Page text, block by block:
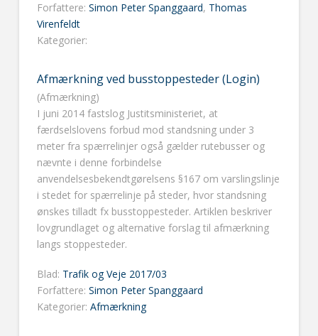
Forfattere: Simon Peter Spanggaard, Thomas
Virenfeldt
Kategorier:
Afmærkning ved busstoppesteder (Login)
(Afmærkning)
I juni 2014 fastslog Justitsministeriet, at
færdselslovens forbud mod standsning under 3
meter fra spærrelinjer også gælder rutebusser og
nævnte i denne forbindelse
anvendelsesbekendtgørelsens §167 om varslingslinje
i stedet for spærrelinje på steder, hvor standsning
ønskes tilladt fx busstoppesteder. Artiklen beskriver
lovgrundlaget og alternative forslag til afmærkning
langs stoppesteder.
Blad: Trafik og Veje 2017/03
Forfattere: Simon Peter Spanggaard
Kategorier: Afmærkning